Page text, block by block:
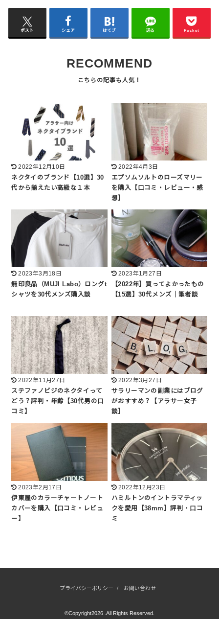
ポスト シェア はてブ 送る Pocket
RECOMMEND
2022年12月10日
ネクタイのブランド【10選】30
代から揃えたい高級な１本
2022年4月3日
エプソムソルトのローズマリー
を購入【口コミ・レビュー・感
想】
2023年3月18日
無印良品（MUJI Labo）ロングt
シャツを30代メンズ購入談
2023年1月27日
【2022年】買ってよかったもの
【15選】30代メンズ｜筆者談
2022年11月27日
ステファノビジのネクタイって
どう？評判・年齢【30代男の口
コミ】
2022年3月27日
サラリーマンの副業にはブログ
がおすすめ？【アラサー女子
談】
2023年2月17日
伊東屋のカラーチャートノート
カバーを購入【口コミ・レビュ
ー】
2022年12月23日
ハミルトンのイントラマティッ
クを愛用【38mm】評判・口コ
ミ
プライバシーポリシー お問い合わせ
©Copyright2026 .All Rights Reserved.